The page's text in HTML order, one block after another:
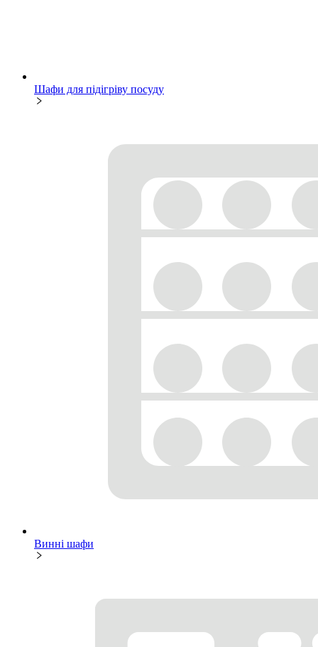
Шафи для підігріву посуду
Винні шафи